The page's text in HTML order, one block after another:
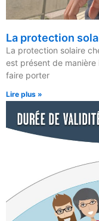
La protection
La protection solaire
est présent de manière
faire porter
Lire plus »